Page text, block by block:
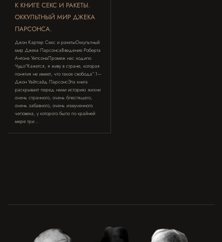
К КНИГЕ СЕКС И РАКЕТЫ.
ОККУЛЬТНЫЙ МИР ДЖЕКА
ПАРСОНСА.
Джон Картер Секс и ракетыОккультный
мир Джека ПарсонсаВведение Роберта
Антона УилсонаПромеж нас ходило
Чудо“Кажется, я живу в стране, которая
понятия не имеет, что такое свобода”.1—
Джон Уайтсайд ПарсонсЭта книга
раскрывает перед нами историю жизни
очень странного, очень блестящего,
очень забавного, очень измученного
человека, у которого было по крайней
мере три...